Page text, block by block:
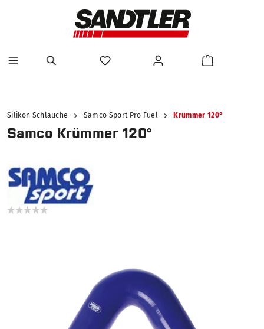
Silikon Schläuche Samco Sport Pro Fuel Krümmer 120°
Samco Krümmer 120°